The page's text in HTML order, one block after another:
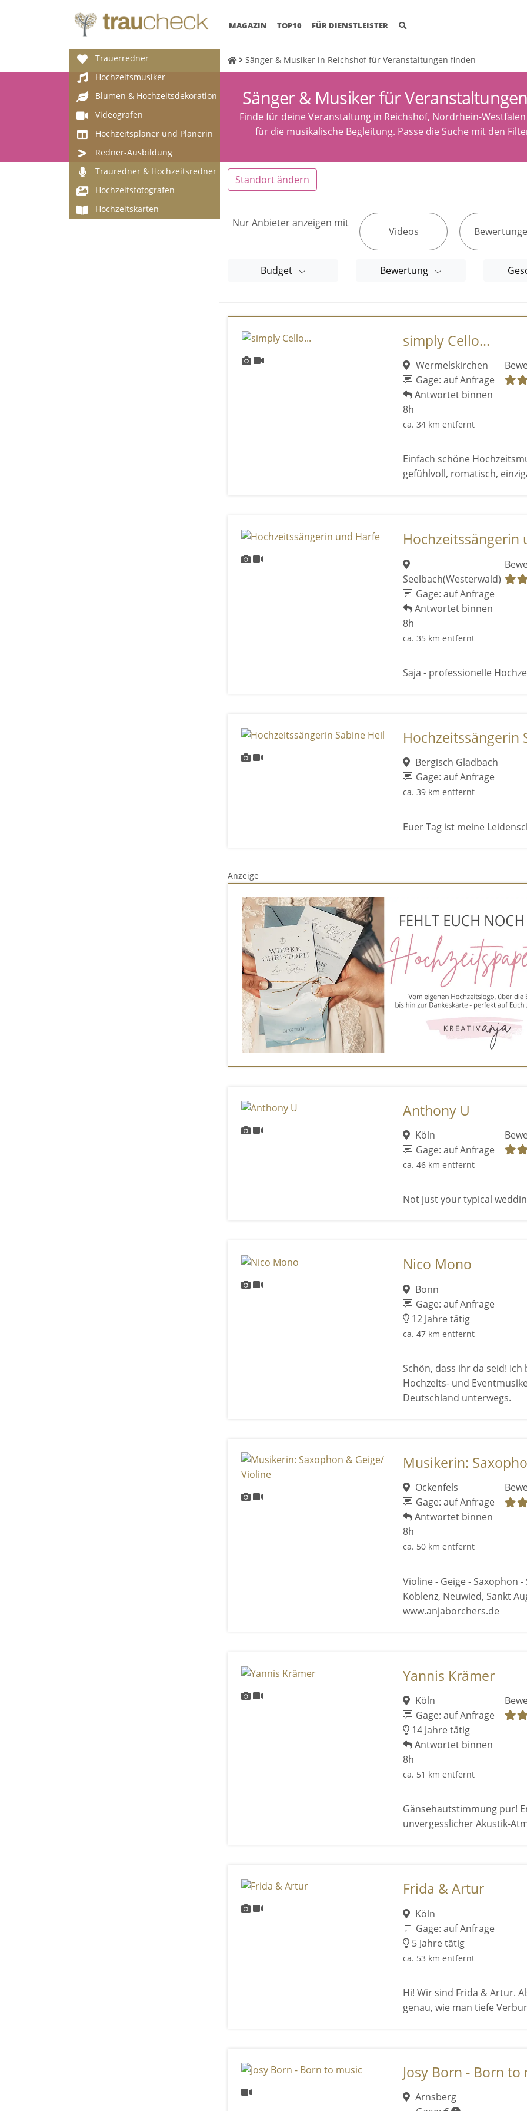
MAGAZIN (CURRENT)
TOP10 FÜR DIENSTLEISTER
Trauerredner
Hochzeitsmusiker
Blumen & Hochzeitsdekoration
Videografen
Hochzeitsplaner und Planerin
Redner-Ausbildung
Trauredner & Hochzeitsredner
Hochzeitsfotografen
Hochzeitskarten
Sänger & Musiker in Reichshof für Veranstaltungen finden
Sänger & Musiker für
Finde für deine Veranstaltung in Reichshof, Nordrhein-
für die musikalische Begleitung. Passe die Suche mit den
Standort ändern
Nur Anbieter anzeigen mit
Videos
Budget Bewertung
simply Cello...
Wermelskirchen
Gage: auf Anfrage
Antwortet binnen
8h
ca. 34 km entfernt
Einfach schöne
gefühlvoll, romatisch,
Hochzeitssängerin
Seelbach(Westerwald)
Gage: auf Anfrage
Antwortet binnen
8h
ca. 35 km entfernt
Saja - professionelle
Hochzeitssängerin
Bergisch Gladbach
Gage: auf Anfrage
ca. 39 km entfernt
Euer Tag ist meine
Anzeige
Anthony U
Köln
Gage: auf Anfrage
ca. 46 km entfernt
Not just your typical
Nico Mono
Bonn
Gage: auf Anfrage
12 Jahre tätig
ca. 47 km entfernt
Schön, dass ihr da seid!
Hochzeits- und
Deutschland unterwegs.
Musikerin:
Ockenfels
Gage: auf Anfrage
Antwortet binnen
8h
ca. 50 km entfernt
Violine - Geige - Saxophon -
Koblenz, Neuwied, Sankt
www.anjaborchers.de
Yannis Krämer
Köln
Gage: auf Anfrage
14 Jahre tätig
Antwortet binnen
8h
ca. 51 km entfernt
Gänsehautstimmung pur!
unvergesslicher Akustik-
Frida & Artur
Köln
Gage: auf Anfrage
5 Jahre tätig
ca. 53 km entfernt
Hi! Wir sind Frida & Artur.
genau, wie man tiefe
Josy Born - Born to
Arnsberg